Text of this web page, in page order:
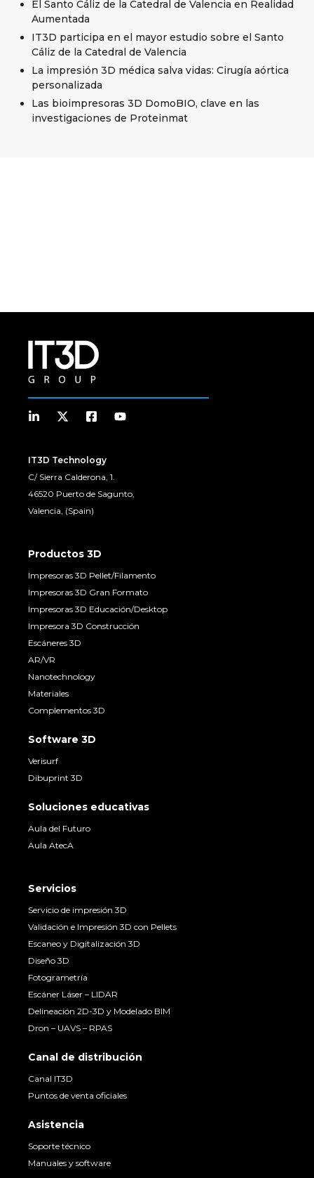
El Santo Cáliz de la Catedral de Valencia en Realidad
Aumentada
IT3D participa en el mayor estudio sobre el Santo
Cáliz de la Catedral de Valencia
La impresión 3D médica salva vidas: Cirugía aórtica
personalizada
Las bioimpresoras 3D DomoBIO, clave en las
investigaciones de Proteinmat
IT3D Technology
C/ Sierra Calderona, 1.
46520 Puerto de Sagunto,
Valencia, (Spain)
Productos 3D
Impresoras 3D Pellet/Filamento
Impresoras 3D Gran Formato
Impresoras 3D Educación/Desktop
Impresora 3D Construcción
Escáneres 3D
AR/VR
Nanotechnology
Materiales
Complementos 3D
Software 3D
Verisurf
Dibuprint 3D
Soluciones educativas
Aula del Futuro
Aula AtecA
Servicios
Servicio de impresión 3D
Validación e Impresión 3D con Pellets
Escaneo y Digitalización 3D
Diseño 3D
Fotogrametría
Escáner Láser – LIDAR
Delineación 2D-3D y Modelado BIM
Dron – UAVS – RPAS
Canal de distribución
Canal IT3D
Puntos de venta oficiales
Asistencia
Soporte técnico
Manuales y software